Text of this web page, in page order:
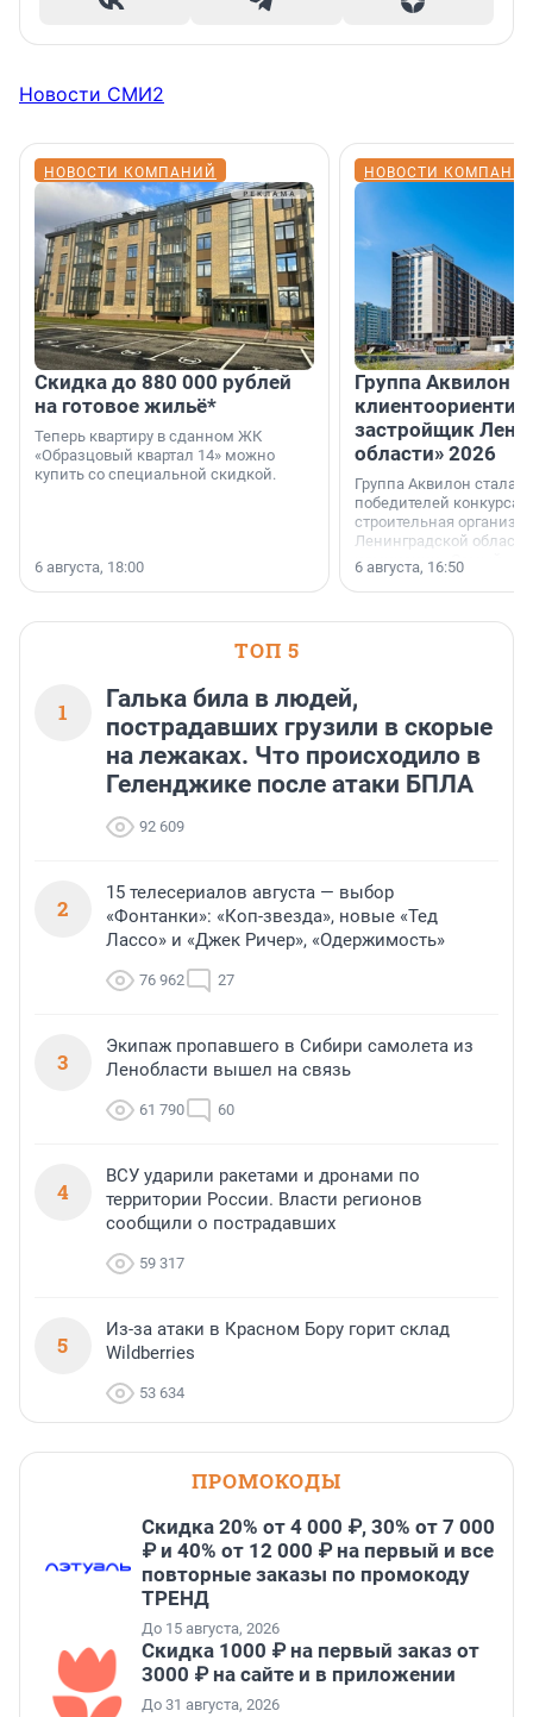
Новости СМИ2
НОВОСТИ КОМПАНИЙ
Скидка до 880 000 рублей
на готовое жильё*
Теперь квартиру в сданном ЖК
«Образцовый квартал 14» можно
купить со специальной скидкой.
6 августа, 18:00
НОВОСТИ
Группа Аквилон
застройщик
области» 2026
Группа Аквилон стала
победителей конкурса
строительная
Ленинградской области
номинации «Самый
застройщик
области».
6 августа, 16:50
ТОП 5
1
Галька била в людей,
пострадавших грузили в скорые
на лежаках. Что происходило в
Геленджике после атаки БПЛА
92 609
2
15 телесериалов августа — выбор
«Фонтанки»: «Коп-звезда», новые «Тед
Лассо» и «Джек Ричер», «Одержимость»
76 962 27
3
Экипаж пропавшего в Сибири самолета из
Ленобласти вышел на связь
61 790 60
4
ВСУ ударили ракетами и дронами по
территории России. Власти регионов
сообщили о пострадавших
59 317
5
Из-за атаки в Красном Бору горит склад
Wildberries
53 634
ПРОМОКОДЫ
Скидка 20% от 4 000 ₽, 30% от 7 000
₽ и 40% от 12 000 ₽ на первый и все
повторные заказы по промокоду
ТРЕНД
До 15 августа, 2026
Скидка 1000 ₽ на первый заказ от
3000 ₽ на сайте и в приложении
До 31 августа, 2026